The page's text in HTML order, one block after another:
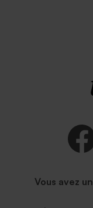
Vous avez